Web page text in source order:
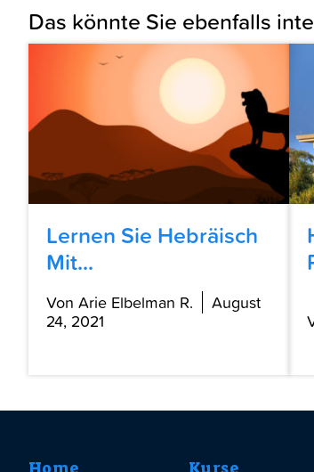
Das könnte Sie ebenfalls
Lernen Sie Hebräisch
Mit...
Von Arie Elbelman R.
August
24, 2021